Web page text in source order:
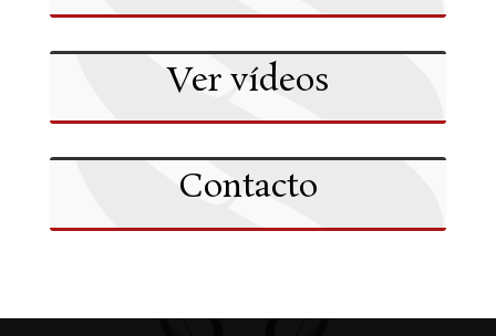
Ver vídeos
Contacto